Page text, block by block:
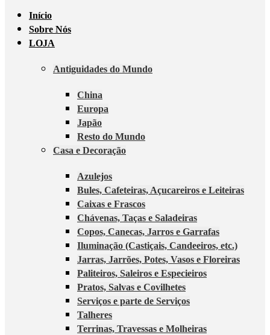
Início
Sobre Nós
LOJA
Antiguidades do Mundo
China
Europa
Japão
Resto do Mundo
Casa e Decoração
Azulejos
Bules, Cafeteiras, Açucareiros e Leiteiras
Caixas e Frascos
Chávenas, Taças e Saladeiras
Copos, Canecas, Jarros e Garrafas
Iluminação (Castiçais, Candeeiros, etc.)
Jarras, Jarrões, Potes, Vasos e Floreiras
Paliteiros, Saleiros e Especieiros
Pratos, Salvas e Covilhetes
Serviços e parte de Serviços
Talheres
Terrinas, Travessas e Molheiras